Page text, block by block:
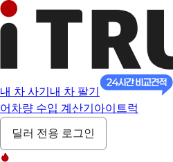
내 차 사기 내 차 팔기
어 차량 수입 계산기 아이트럭
딜러 전용 로그인